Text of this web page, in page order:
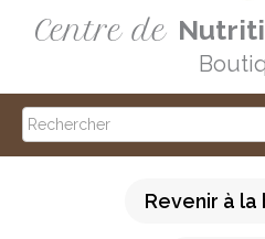
Centre de
Search
Revenir à